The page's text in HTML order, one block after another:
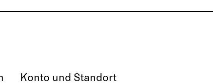
Konto und Standort